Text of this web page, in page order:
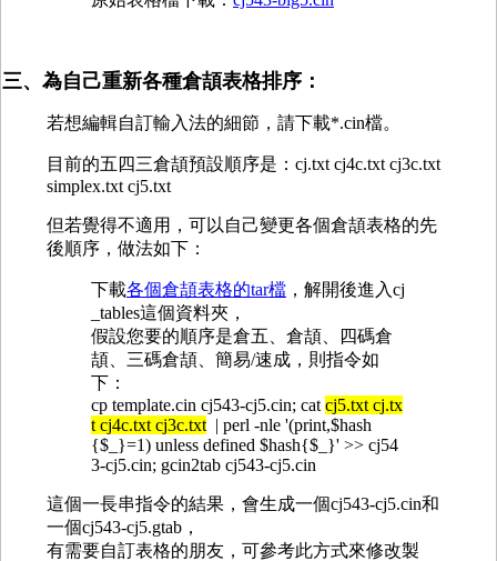
三、為自己重新各種倉頡表格排序：
若想編輯自訂輸入法的細節，請下載*.cin檔。
目前的五四三倉頡預設順序是：cj.txt cj4c.txt cj3c.txt
simplex.txt cj5.txt
但若覺得不適用，可以自己變更各個倉頡表格的先
後順序，做法如下：
下載各個倉頡表格的tar檔 ，解開後進入cj
_tables這個資料夾，
假設您要的順序是倉五、倉頡、四碼倉
頡、三碼倉頡、簡易/速成，則指令如
下：
cp template.cin cj543-cj5.cin; cat cj5.txt cj.tx
t cj4c.txt cj3c.txt | perl -nle '(print,$hash
{$_}=1) unless defined $hash{$_}' >> cj54
3-cj5.cin; gcin2tab cj543-cj5.cin
這個一長串指令的結果，會生成一個cj543-cj5.cin和
一個cj543-cj5.gtab，
有需要自訂表格的朋友，可參考此方式來修改製